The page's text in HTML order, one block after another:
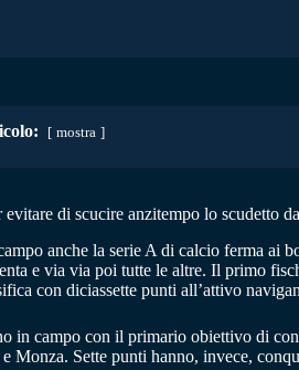
mostra
di scucire anzitempo lo scudetto
anche la serie A di calcio ferma ai
e via via poi tutte le altre. Il primo
con diciassette punti all’attivo
in campo con il primario obiettivo di
Monza. Sette punti hanno, invece,